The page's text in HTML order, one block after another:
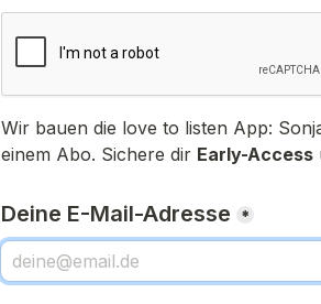
Wir bauen die love to listen App:
einem Abo. Sichere dir Early-Access
Deine E-Mail-Adresse *